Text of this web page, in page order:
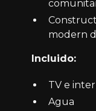
modern
Incluido:
TV e
Agua